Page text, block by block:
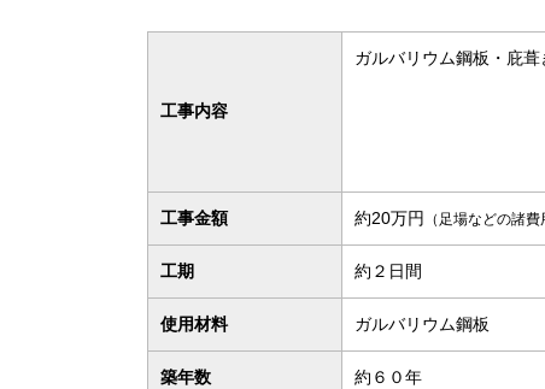
工事内容
ガルバリウム鋼板・庇
工事金額 約20万円 （足場などの諸費
工期 約２日間
使用材料 ガルバリウム鋼板
築年数 約６０年